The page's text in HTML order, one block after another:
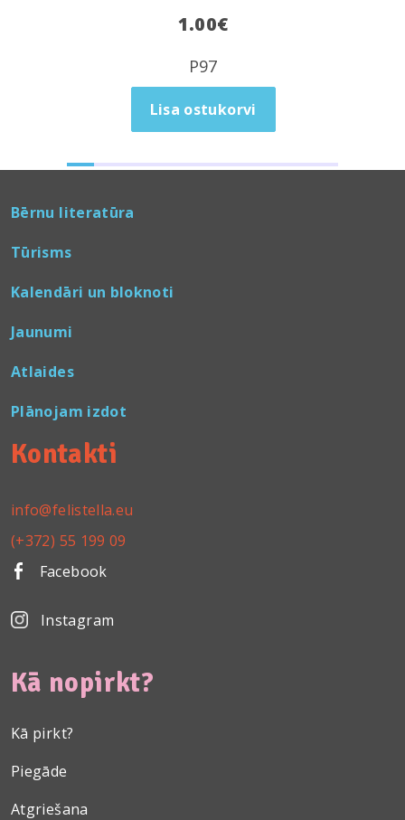
1.00€
P97
Lisa ostukorvi
Bērnu literatūra
Tūrisms
Kalendāri un bloknoti
Jaunumi
Atlaides
Plānojam izdot
Kontakti
info@felistella.eu
(+372) 55 199 09
Facebook
Instagram
Kā nopirkt?
Kā pirkt?
Piegāde
Atgriešana